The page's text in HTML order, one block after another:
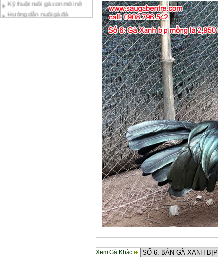
Hướng dẫn nuôi gà đá
Tại sao bạn cần biết cách nuôi
Xem Gà Khác